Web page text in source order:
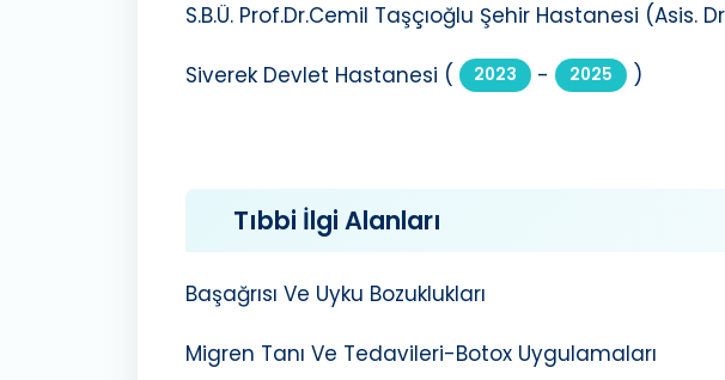
S.B.Ü. Prof.Dr.Cemil Taşçıoğlu Şehir Hastanesi (Asis. Dr
Siverek Devlet Hastanesi ( 2023 - 2025 )
Tıbbi İlgi Alanları
Başağrısı Ve Uyku Bozuklukları
Migren Tanı Ve Tedavileri-Botox Uygulamaları